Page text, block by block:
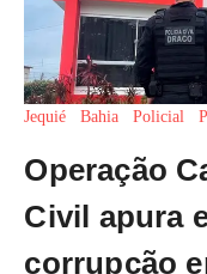
Jequié Bahia Policial
Operação
Civil apura
corrupção